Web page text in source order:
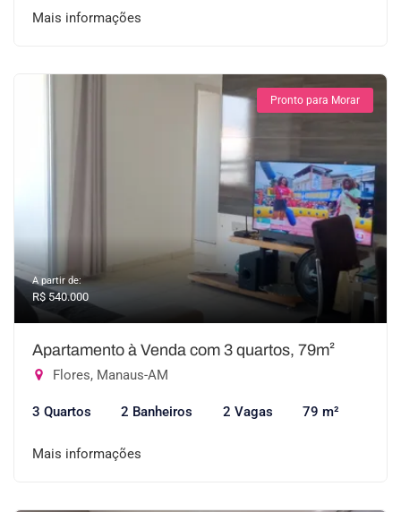
Mais informações
Pronto para Morar
A partir de:
R$ 540.000
Apartamento à Venda com 3 quartos, 79m²
Flores, Manaus-AM
3 Quartos 2 Banheiros 2 Vagas 79 m²
Mais informações